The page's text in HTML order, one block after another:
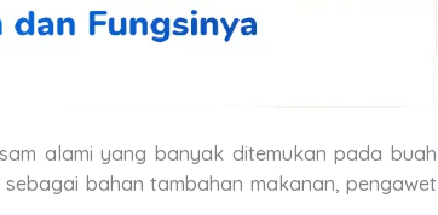
alami yang banyak ditemukan pada buah
bahan tambahan makanan, pengawet